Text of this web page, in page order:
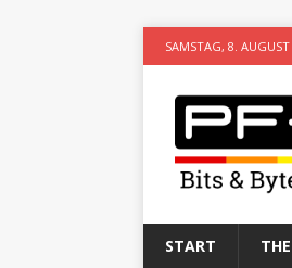
SAMSTAG, 8.
START